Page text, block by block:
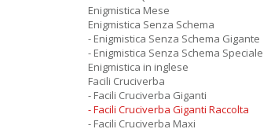
Enigmistica Mese
Enigmistica Senza Schema
- Enigmistica Senza Schema Gigante
- Enigmistica Senza Schema Speciale
Enigmistica in inglese
Facili Cruciverba
- Facili Cruciverba Giganti
- Facili Cruciverba Giganti Raccolta
- Facili Cruciverba Maxi